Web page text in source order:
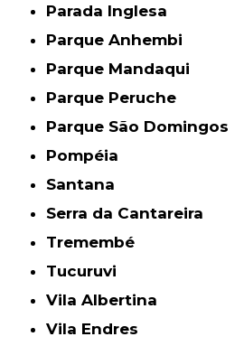
Parada Inglesa
Parque Anhembi
Parque Mandaqui
Parque Peruche
Parque São Domingos
Pompéia
Santana
Serra da Cantareira
Tremembé
Tucuruvi
Vila Albertina
Vila Endres